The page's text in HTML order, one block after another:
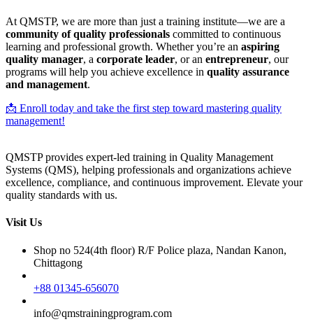
At QMSTP, we are more than just a training institute—we are a
community of quality professionals committed to continuous
learning and professional growth. Whether you’re an aspiring
quality manager, a corporate leader, or an entrepreneur, our
programs will help you achieve excellence in quality assurance
and management.
📩 Enroll today and take the first step toward mastering quality
management!
QMSTP provides expert-led training in Quality Management
Systems (QMS), helping professionals and organizations achieve
excellence, compliance, and continuous improvement. Elevate your
quality standards with us.
Visit Us
Shop no 524(4th floor) R/F Police plaza, Nandan Kanon,
Chittagong
+88 01345-656070
info@qmstrainingprogram.com